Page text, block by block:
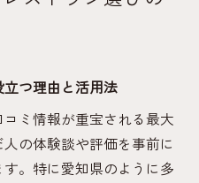
み解くコツと美味しさ
県有名レストランの秘
立つ理由と活用法
ミ情報が重宝される最大
の体験談や評価を事前に
。特に愛知県のように多